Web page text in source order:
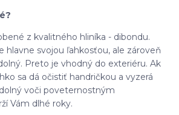
z kvalitného hliníka - dibondu.
hlavne svojou ľahkosťou, ale zároveň
Preto je vhodný do exteriéru. Ak
sa dá očistiť handričkou a vyzerá
voči poveternostným
Vám dlhé roky.